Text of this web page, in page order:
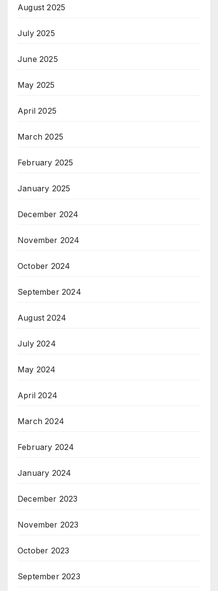
August 2025
July 2025
June 2025
May 2025
April 2025
March 2025
February 2025
January 2025
December 2024
November 2024
October 2024
September 2024
August 2024
July 2024
May 2024
April 2024
March 2024
February 2024
January 2024
December 2023
November 2023
October 2023
September 2023